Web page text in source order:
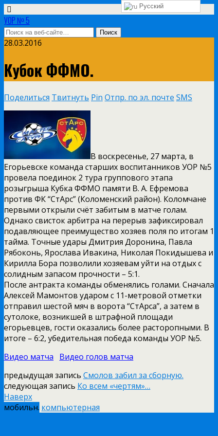
УОР № 5
28.03.2016
Кубок ФФМО.
Поделиться Твитнуть Pin Отпр. по эл. почте SMS
В воскресенье, 27 марта, в
Егорьевске команда старших воспитанников УОР №5
провела поединок 2 тура группового этапа
розыгрыша Кубка ФФМО памяти В. А. Ефремова
против ФК “СтАрс” (Коломенский район). Коломчане
первыми открыли счёт забитым в матче голам.
Однако свисток арбитра на перерыв зафиксировал
подавляющее преимущество хозяев поля по итогам 1
тайма. Точные удары Дмитрия Доронина, Павла
Рябоконь, Ярослава Ивакина, Николая Покидышева и
Кирилла Бора позволили хозяевам уйти на отдых с
солидным запасом прочности – 5:1.
После антракта команды обменялись голами. Сначала
Алексей Мамонтов ударом с 11-метровой отметки
отправил шестой мяч в ворота “СтАрса”, а затем в
сутолоке, возникшей в штрафной площади
егорьевцев, гости оказались более расторопными. В
итоге – 6:2, убедительная победа команды УОР №5.
Видео матча
Видео голов матча
предыдущая запись Смолов забил за сборную.
следующая запись Ко всем «чертям»…
Русский
Наверх
мобильн. компьютерная